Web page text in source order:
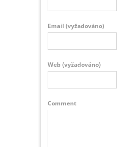
Email (vyžadováno)
Web (vyžadováno)
Comment